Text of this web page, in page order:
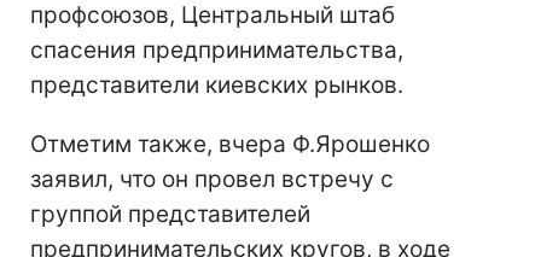
профсоюзов, Центральный штаб
спасения предпринимательства,
представители киевских рынков.
Отметим также, вчера Ф.Ярошенко
заявил, что он провел встречу с
группой представителей
предпринимательских кругов, в ходе